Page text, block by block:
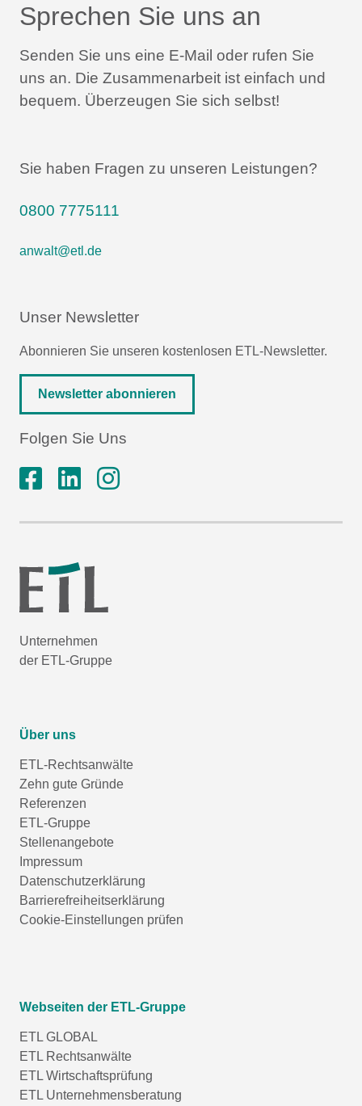
Sprechen Sie uns an
Senden Sie uns eine E-Mail oder rufen Sie
uns an. Die Zusammenarbeit ist einfach und
bequem. Überzeugen Sie sich selbst!
Sie haben Fragen zu unseren Leistungen?
0800 7775111
anwalt@etl.de
Unser Newsletter
Abonnieren Sie unseren kostenlosen ETL-Newsletter.
Newsletter abonnieren
Folgen Sie Uns
Unternehmen
der ETL-Gruppe
Über uns
ETL-Rechtsanwälte
Zehn gute Gründe
Referenzen
ETL-Gruppe
Stellenangebote
Impressum
Datenschutzerklärung
Barrierefreiheitserklärung
Cookie-Einstellungen prüfen
Webseiten der ETL-Gruppe
ETL GLOBAL
ETL Rechtsanwälte
ETL Wirtschaftsprüfung
ETL Unternehmensberatung